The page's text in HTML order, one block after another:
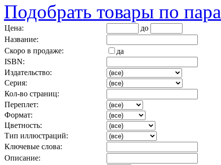
Подобрать товары по
Цена:
до
Название:
Скоро в продаже:
да
ISBN:
Издательство:
Серия:
Кол-во страниц:
Переплет:
Формат:
Цветность:
Тип иллюстраций:
Ключевые слова:
Описание: